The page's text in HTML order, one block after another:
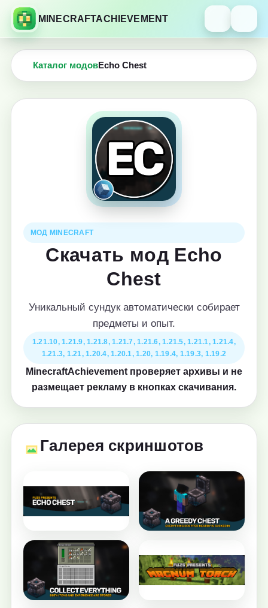
MINECRAFTACHIEVEMENT
Каталог модовEcho Chest
МОД MINECRAFT
Скачать мод Echo
Chest
Уникальный сундук автоматически собирает
предметы и опыт.
1.21.10, 1.21.9, 1.21.8, 1.21.7, 1.21.6, 1.21.5, 1.21.1, 1.21.4,
1.21.3, 1.21, 1.20.4, 1.20.1, 1.20, 1.19.4, 1.19.3, 1.19.2
MinecraftAchievement проверяет архивы и не
размещает рекламу в кнопках скачивания.
Галерея скриншотов